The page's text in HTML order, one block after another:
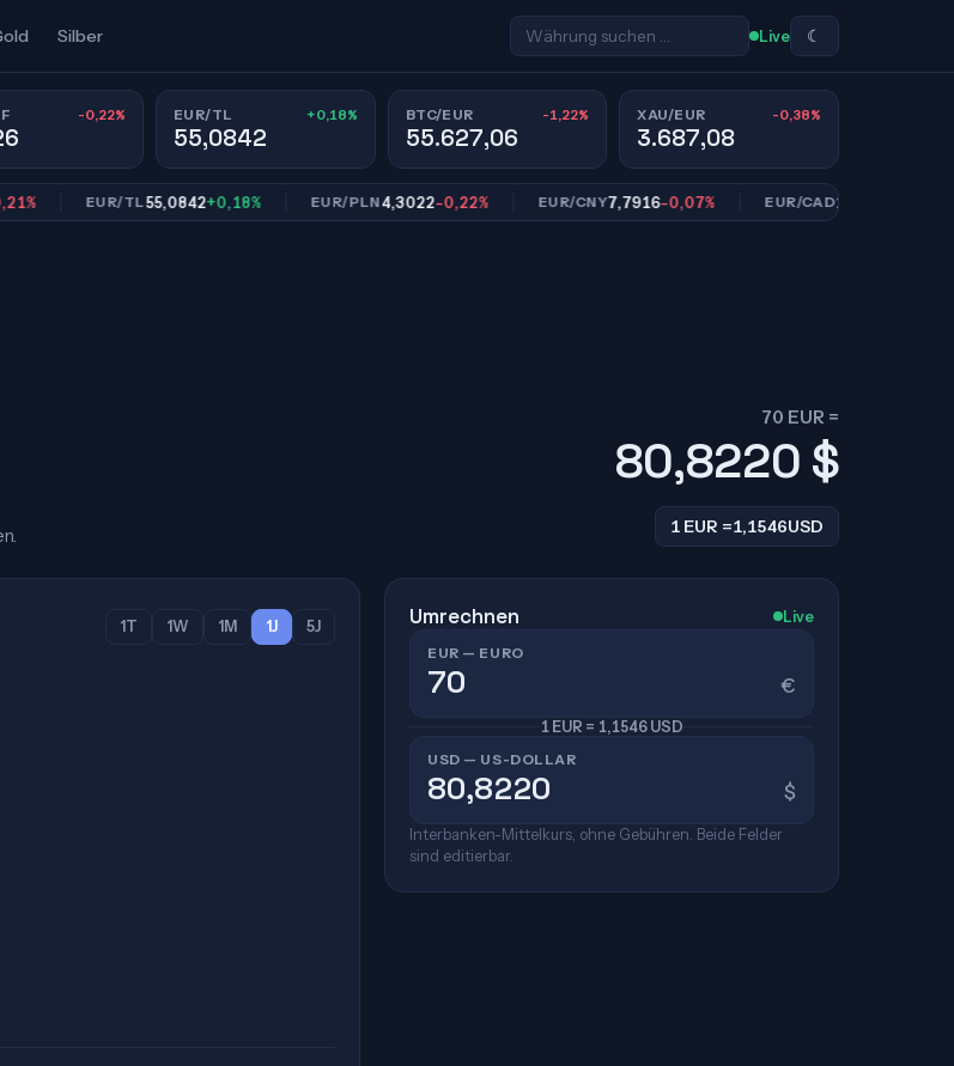
Silber Live ☾
-0,22% EUR/TL +0,18%
55,0842
BTC/EUR -1,22%
55.627,06
XAU/EUR -0,38%
3.687,08
EUR/TL55,0842+0,18% EUR/PLN4,3022-0,22% EUR/CNY7,7916-0,07% EUR/CAD1,6178
70 EUR =
80,8220 $
1 EUR =1,1546USD
1T 1W 1M 1J 5J Umrechnen Live
EUR — EURO
€
1 EUR = 1,1546 USD
USD — US-DOLLAR
$
Interbanken-Mittelkurs, ohne Gebühren. Beide Felder
sind editierbar.